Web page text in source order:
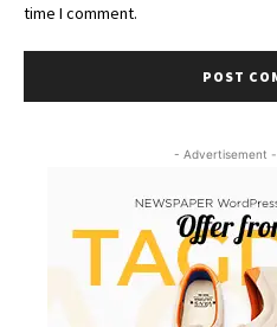
time I comment.
- Advertisement -